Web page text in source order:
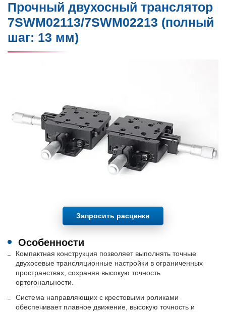
Прочный двухосный транслятор
7SWM02113/7SWM02213 (полный
шаг: 13 мм)
Запросить расценки
Особенности
Компактная конструкция позволяет выполнять точные
двухосевые трансляционные настройки в ограниченных
пространствах, сохраняя высокую точность
ортогональности.
Система направляющих с крестовыми роликами
обеспечивает плавное движение, высокую точность и